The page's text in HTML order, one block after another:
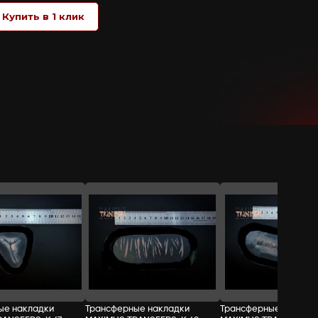
бумага), возьмите за защитный край
защитного слоя смочите кисть или
Добавить в корзину